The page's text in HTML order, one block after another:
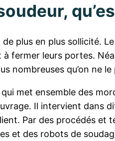
plus en plus sollicité.
fermer leurs portes.
nombreuses qu’on ne le
met ensemble des
Il intervient dans
Par des procédés et
et des robots de